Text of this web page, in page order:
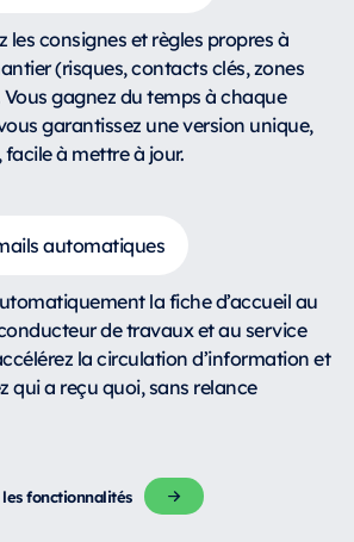
les consignes et règles propres à
(risques, contacts clés, zones
gagnez du temps à chaque
garantissez une version unique,
à mettre à jour.
automatiques
la fiche d’accueil au
de travaux et au service
la circulation d’information et
qui a reçu quoi, sans relance
fonctionnalités